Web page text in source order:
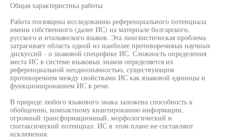
Общая характеристика работы
Работа посвящена исследованию референциального потенциала
имени собственного (далее ИС) на материале болгарского,
русского и итальянского языков. Эта лингвистическая проблема
затрагивает область одной из наиболее противоречивых научных
дискуссий - о знаковой специфике ИС. Сложность определения
места ИС в системе языковых знаков определяется их
референциальной неоднозначностью, существующим
противоречием между свойствами ИС как языковой единицы и
функционированием ИС в речи.
В природе любого языкового знака заложена способность к
обобщению, компактному квантированию информации,
огромный трансформационный, морфологический и
синтаксический потенциал. ИС в этом плане не составляют
исключения.